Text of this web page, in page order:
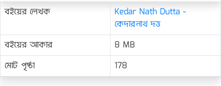
বইয়ের লেখক
Kedar Nath Dutta -
কেদারনাথ দত্ত
বইয়ের আকার
8 MB
মোট পৃষ্ঠা
178